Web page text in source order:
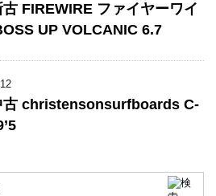
古 FIREWIRE ファイヤーワイ
UP VOLCANIC 6.7
古 christensonsurfboards C-